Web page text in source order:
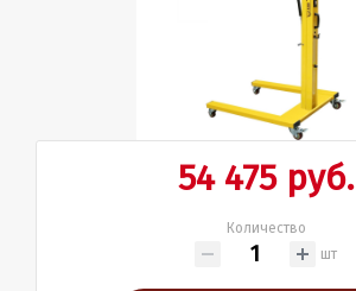
54 475 руб.
Количество
шт